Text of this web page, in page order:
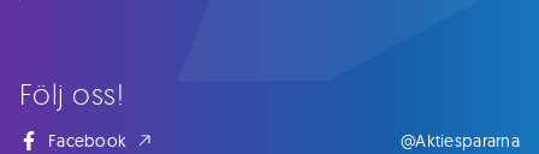
Följ oss!
Facebook @Aktiespararna